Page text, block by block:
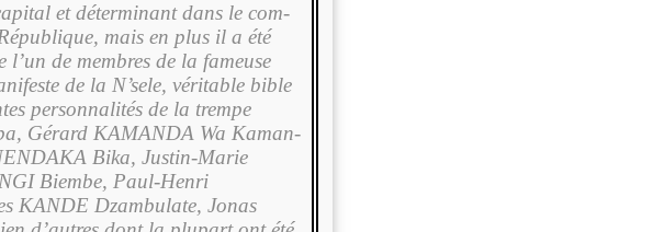
et dé­terminant dans le com­
mais en plus il a été
de membres de la fameuse
de la N’sele, véritable bible
personnalités de la trempe
Gérard KAMANDA Wa Kaman­
Bika, Justin-Marie
Biembe, Paul-Henri
KANDE Dzambulate, Jonas